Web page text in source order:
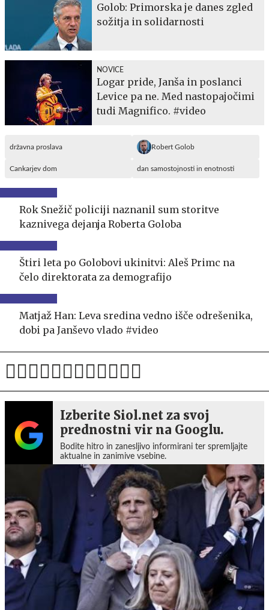
Golob: Primorska je danes zgled
sožitja in solidarnosti
NOVICE
Logar pride, Janša in poslanci
Levice pa ne. Med nastopajočimi
tudi Magnifico. #video
državna proslava Robert Golob
Cankarjev dom dan samostojnosti in enotnosti
Rok Snežič policiji naznanil sum storitve
kaznivega dejanja Roberta Goloba
Štiri leta po Golobovi ukinitvi: Aleš Primc na
čelo direktorata za demografijo
Matjaž Han: Leva sredina vedno išče odrešenika,
dobi pa Janševo vlado #video
Izberite Siol.net za svoj
prednostni vir na Googlu.
Bodite hitro in zanesljivo informirani ter spremljajte
aktualne in zanimive vsebine.